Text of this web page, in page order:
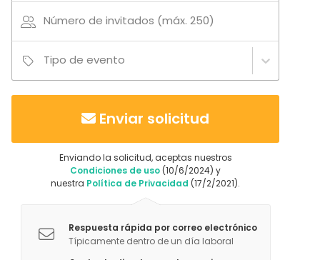
pueden realizar numerosas actividades
Número de invitados (máx. 250)
Tipo de evento
Enviar solicitud
Enviando la solicitud, aceptas nuestros
Condiciones de uso (10/6/2024) y
nuestra Política de Privacidad (17/2/2021).
Respuesta rápida por correo electrónico
Típicamente dentro de un día laboral